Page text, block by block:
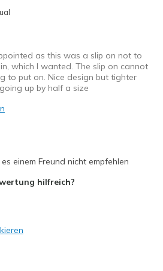
as this was a slip on not to
which I wanted. The slip on cannot
to put on. Nice design but tighter
up by half a size
einem Freund nicht empfehlen
hilfreich?